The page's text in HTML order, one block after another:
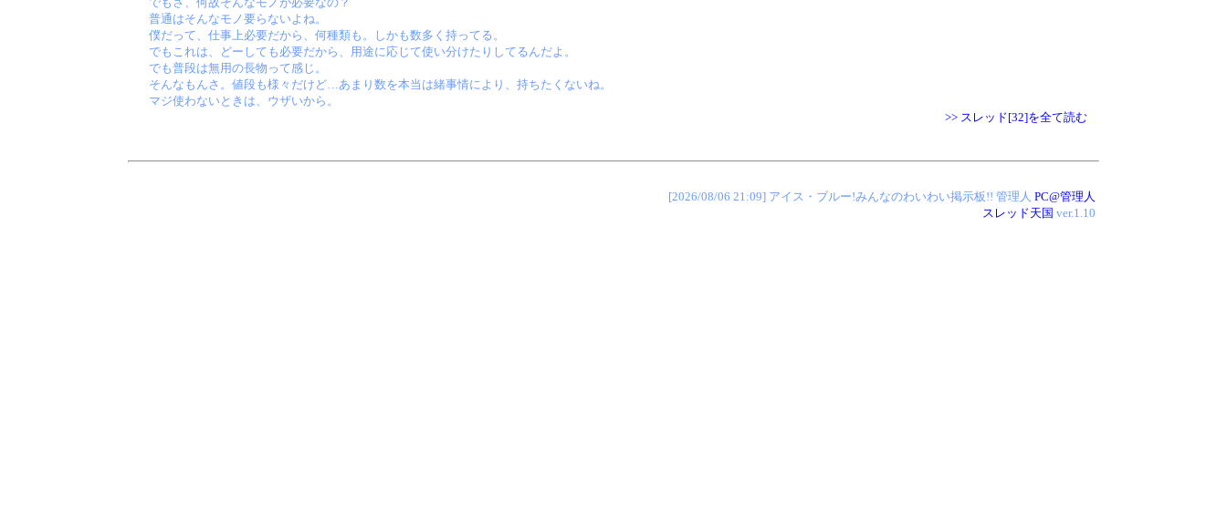
普通はそんなモノ要らないよね。
僕だって、仕事上必要だから、何種類も。しかも数多く持ってる。
でもこれは、どーしても必要だから、用途に応じて使い分けたりしてるんだよ。
でも普段は無用の長物って感じ。
そんなもんさ。値段も様々だけど…あまり数を本当は緒事情により、持ちたくないね。
マジ使わないときは、ウザいから。
>> スレッド[32]を全て読む
[2026/08/06 21:09] アイス・ブルー!みんなのわいわい掲示板!! 管理人 PC@管理人
スレッド天国 ver.1.10